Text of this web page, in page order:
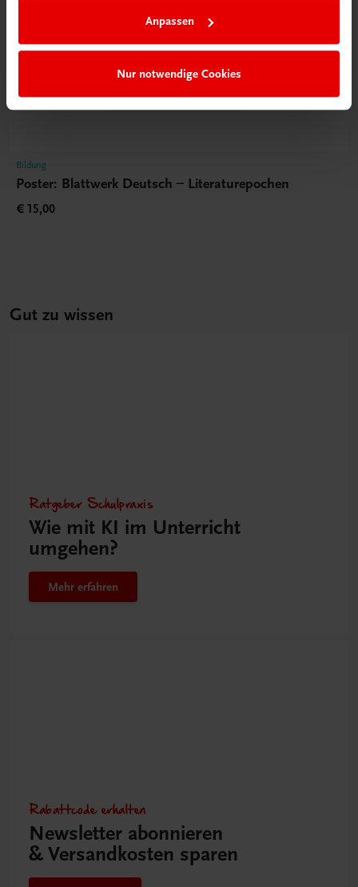
Anpassen
Nur notwendige Cookies
Bildung
Poster: Blattwerk Deutsch – Literaturepochen
€ 15,00
Gut zu wissen
Ratgeber Schulpraxis
Wie mit KI im Unterricht
umgehen?
Mehr erfahren
Rabattcode erhalten
Newsletter abonnieren
& Versandkosten sparen